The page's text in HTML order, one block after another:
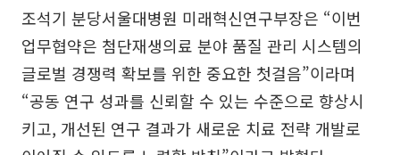
조석기 분당서울대병원 미래혁신연구부장은 “이번
업무협약은 첨단재생의료 분야 품질 관리 시스템의
글로벌 경쟁력 확보를 위한 중요한 첫걸음”이라며
“공동 연구 성과를 신뢰할 수 있는 수준으로 향상시
키고, 개선된 연구 결과가 새로운 치료 전략 개발로